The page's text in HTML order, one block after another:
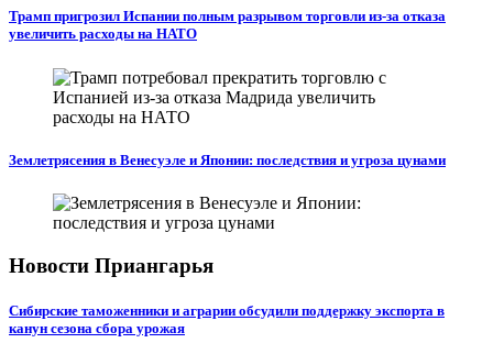
Трамп пригрозил Испании полным разрывом торговли из‑за отказа
увеличить расходы на НАТО
Землетрясения в Венесуэле и Японии: последствия и угроза цунами
Новости Приангарья
Сибирские таможенники и аграрии обсудили поддержку экспорта в
канун сезона сбора урожая